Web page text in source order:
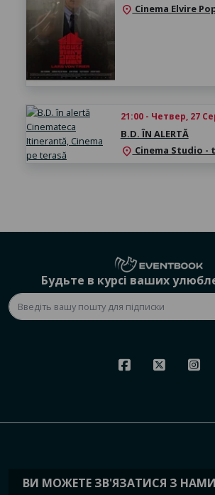
location_on Cinema Elvire
21:00 - Четвер, 27
B.D. ÎN ALERTĂ
location_on Cinema Studio -
Будьте в курсі ваших
ВИ МОЖЕТЕ ЗВ'ЯЗАТИСЯ З НАМИ